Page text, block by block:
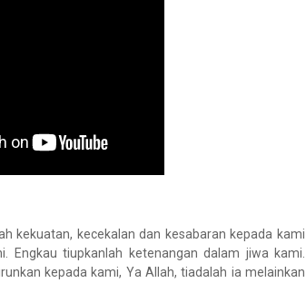
kekuatan, kecekalan dan kesabaran kepada kami
Engkau tiupkanlah ketenangan dalam jiwa kami.
kepada kami, Ya Allah, tiadalah ia melainkan